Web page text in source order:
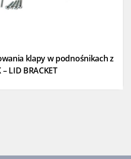
klapy w podnośnikach z
LID BRACKET